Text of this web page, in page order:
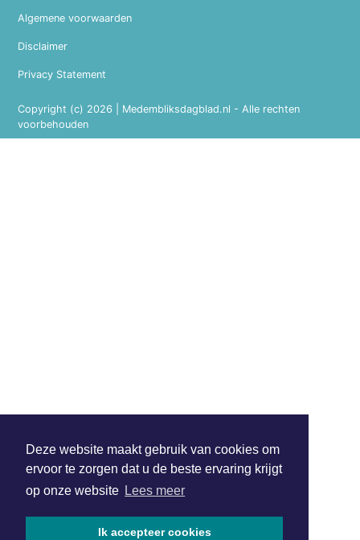
Deze website maakt gebruik van cookies om
ervoor te zorgen dat u de beste ervaring krijgt
op onze website Lees meer
Ik accepteer cookies
Copyright (c) 2026 | Medembliksdagblad.nl - Alle rechten
voorbehouden
Algemene voorwaarden
Disclaimer
Privacy Statement